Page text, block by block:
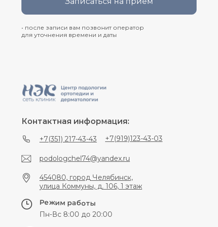
• после записи вам позвонит оператор
для уточнения времени и даты
Режим работы
Пн-Вс 8:00 до 20:00
Контактная информация:
+7(351) 217-43-43
podologchel74@yandex.ru
454080, город Челябинск,
улица Коммуны, д. 106, 1 этаж
+7(919)123-43-03